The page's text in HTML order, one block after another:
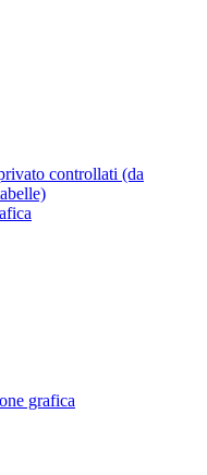
controllati (da
grafica